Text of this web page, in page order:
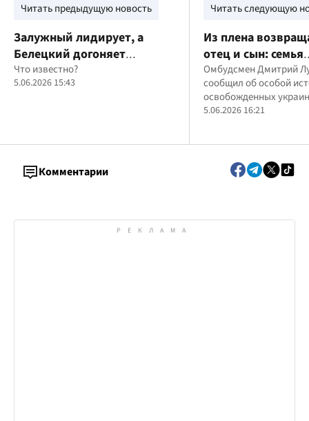
Читать предыдущую новость
Залужный лидирует, а
Белецкий догоняет
Буданова: обнародован
новый рейтинг партий
Что известно?
5.06.2026 15:43
Читать следующую
Из плена
отец и сын: семья
украинских
отмечает двойное
возвращение
Омбудсмен Дмитрий
сообщил об особой
освобожденных
военных
5.06.2026 16:21
Комментарии